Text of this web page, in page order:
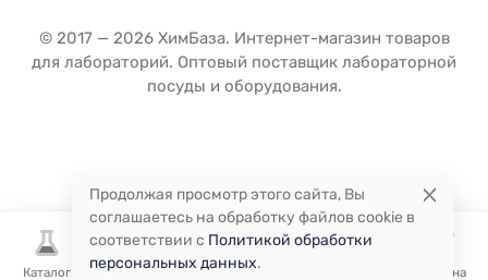
Каталог Избранное Корзина
© 2017 — 2026 ХимБаза. Интернет-магазин товаров
для лабораторий. Оптовый поставщик лабораторной
посуды и оборудования.
Продолжая просмотр этого сайта, Вы
соглашаетесь на обработку файлов cookie в
соответствии с Политикой обработки
персональных данных.